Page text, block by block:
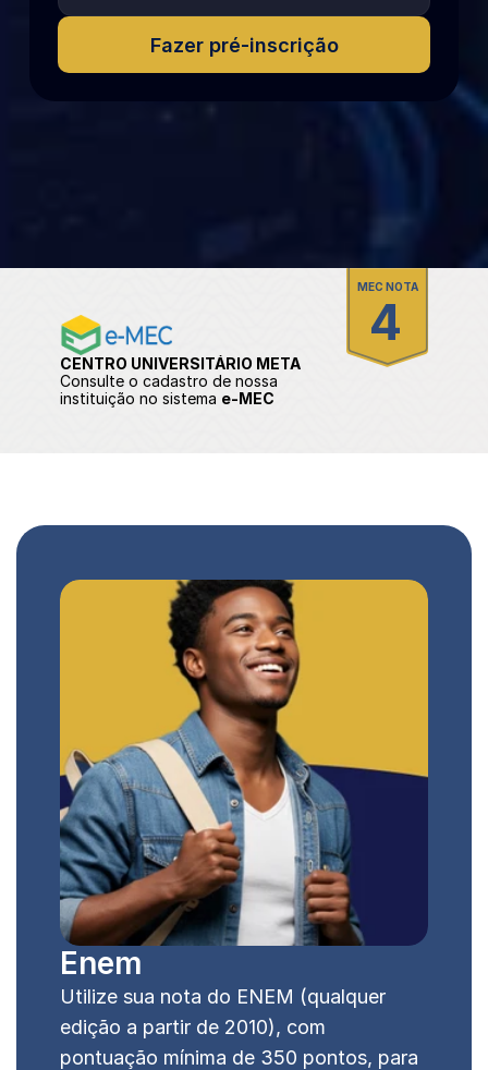
Fazer pré-inscrição
CENTRO UNIVERSITÁRIO META
Consulte o cadastro de nossa
instituição no sistema e-MEC
4
MEC NOTA
Enem
Utilize sua nota do ENEM (qualquer
edição a partir de 2010), com
pontuação mínima de 350 pontos, para